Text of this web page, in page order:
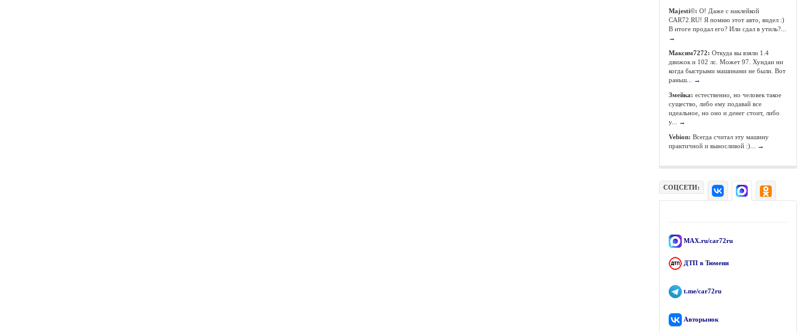
Majesti©: О! Даже с наклейкой
CAR72.RU! Я помню этот авто, видел :)
В итоге продал его? Или сдал в утиль?...
→
Максим7272: Откуда вы взяли 1.4
движок и 102 лс. Может 97. Хундаи ни
когда быстрыми машинами не были. Вот
раньш...
→
Змейка: естественно, но человек такое
существо, либо ему подавай все
идеальное, но оно и денег стоит, либо
у...
→
Vebion: Всегда считал эту машину
практичной и выносливой :)...
→
СОЦСЕТИ:
MAX.ru/car72ru
ДТП в Тюмени
t.me/car72ru
Авторынок